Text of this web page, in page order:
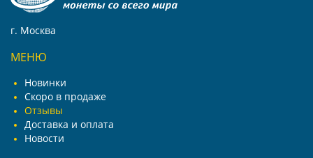
г. Москва
МЕНЮ
Новинки
Скоро в продаже
Отзывы
Доставка и оплата
Новости